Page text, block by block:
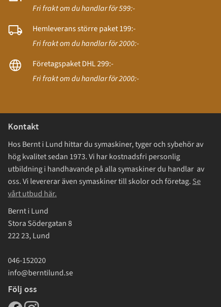
Fri frakt om du handlar för 599:-
Hemleverans större paket 199:-
Fri frakt om du handlar för 2000:-
Företagspaket DHL 299:-
Fri frakt om du handlar för 2000:-
Kontakt
Hos Bernt i Lund hittar du symaskiner, tyger och sybehör av
hög kvalitet sedan 1973. Vi har kostnadsfri personlig
utbildning i handhavande på alla symaskiner du handlar av
oss. Vi levererar även symaskiner till skolor och företag. Se
vårt utbud här.
Bernt i Lund
Stora Södergatan 8
222 23, Lund
046-152020
info@berntilund.se
Följ oss